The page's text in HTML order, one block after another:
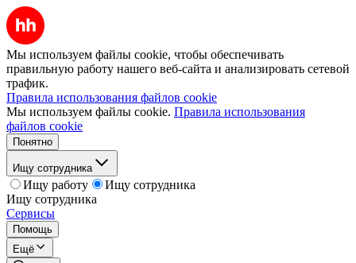
Мы используем файлы cookie, чтобы обеспечивать
правильную работу нашего веб-сайта и анализировать сетевой
трафик.
Правила использования файлов cookie
Мы используем файлы cookie. Правила использования
файлов cookie
Понятно
Ищу сотрудника
Ищу работу
Ищу сотрудника
Ищу сотрудника
Сервисы
Помощь
Ещё